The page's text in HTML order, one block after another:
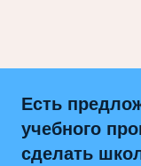
Есть
учебного
сделать